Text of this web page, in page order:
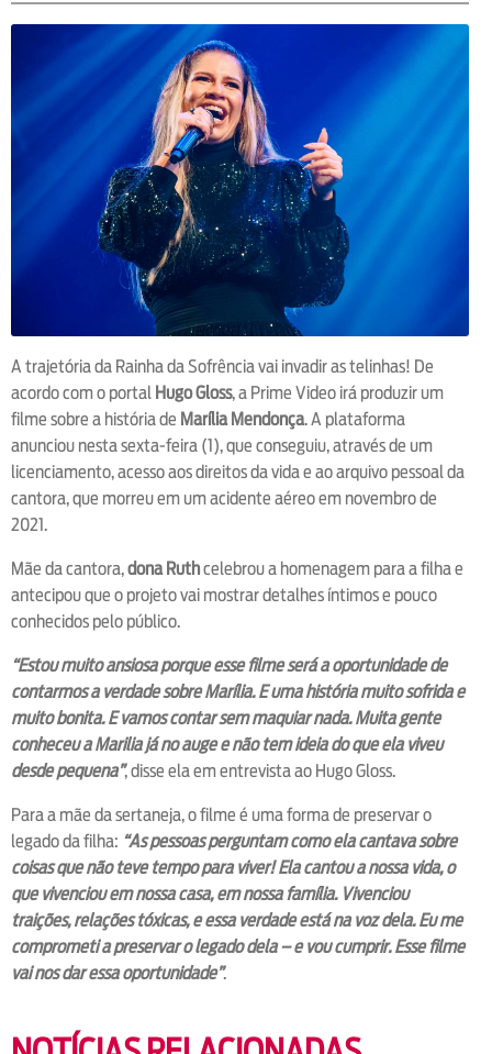
A trajetória da Rainha da Sofrência vai invadir as telinhas! De
acordo com o portal Hugo Gloss, a Prime Video irá produzir um
filme sobre a história de Marília Mendonça. A plataforma
anunciou nesta sexta-feira (1), que conseguiu, através de um
licenciamento, acesso aos direitos da vida e ao arquivo pessoal da
cantora, que morreu em um acidente aéreo em novembro de
2021.
Mãe da cantora,dona Ruthcelebrou a homenagem para a filha e
antecipou que o projeto vai mostrar detalhes íntimos e pouco
conhecidos pelo público.
“Estou muito ansiosa porque esse filme será a oportunidade de
contarmos a verdade sobre Marília. E uma história muito sofrida e
muito bonita. E vamos contar sem maquiar nada. Muita gente
conheceu a Marilia já no auge e não tem ideia do que ela viveu
desde pequena”, disse ela em entrevista ao Hugo Gloss.
Para a mãe da sertaneja, o filme é uma forma de preservar o
legado da filha: “As pessoas perguntam como ela cantava sobre
coisas que não teve tempo para viver! Ela cantou a nossa vida, o
que vivenciou em nossa casa, em nossa família. Vivenciou
traições, relações tóxicas, e essa verdade está na voz dela. Eu me
comprometi a preservar o legado dela – e vou cumprir. Esse filme
vai nos dar essa oportunidade”.